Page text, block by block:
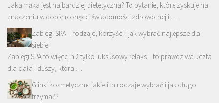
Jaka mąka jest najbardziej dietetyczna? To pytanie, które zyskuje na
znaczeniu w dobie rosnącej świadomości zdrowotnej i …
Zabiegi SPA – rodzaje, korzyści i jak wybrać najlepsze dla
siebie
Zabiegi SPA to więcej niż tylko luksusowy relaks – to prawdziwa uczta
dla ciała i duszy, która …
Glinki kosmetyczne: jakie ich rodzaje wybrać i jak długo
trzymać?